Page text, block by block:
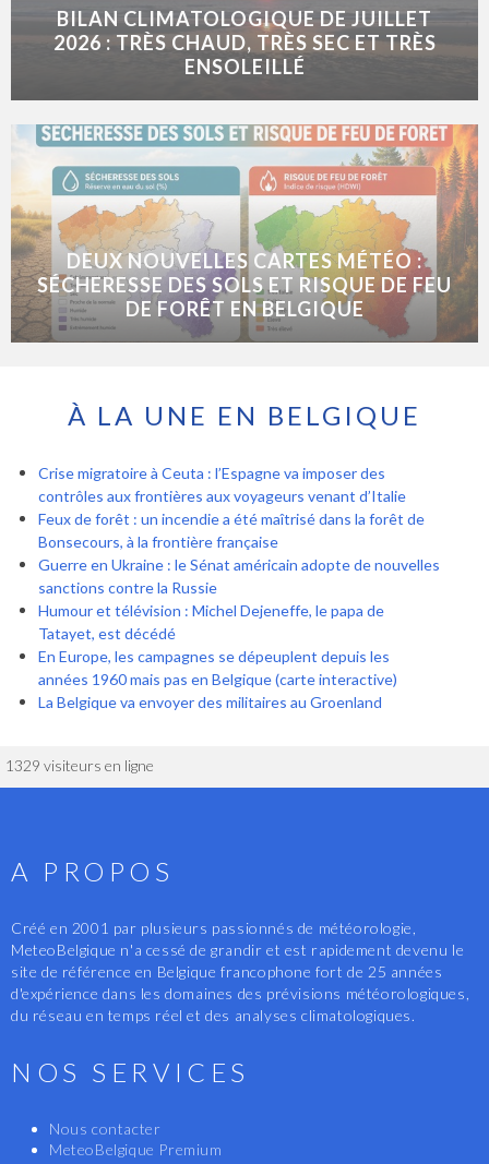
BILAN CLIMATOLOGIQUE DE JUILLET
2026 : TRÈS CHAUD, TRÈS SEC ET TRÈS
ENSOLEILLÉ
DEUX NOUVELLES CARTES MÉTÉO :
SÉCHERESSE DES SOLS ET RISQUE DE FEU
DE FORÊT EN BELGIQUE
À LA UNE EN BELGIQUE
Crise migratoire à Ceuta : l’Espagne va imposer des
contrôles aux frontières aux voyageurs venant d’Italie
Feux de forêt : un incendie a été maîtrisé dans la forêt de
Bonsecours, à la frontière française
Guerre en Ukraine : le Sénat américain adopte de nouvelles
sanctions contre la Russie
Humour et télévision : Michel Dejeneffe, le papa de
Tatayet, est décédé
En Europe, les campagnes se dépeuplent depuis les
années 1960 mais pas en Belgique (carte interactive)
La Belgique va envoyer des militaires au Groenland
1329 visiteurs en ligne
A PROPOS
Créé en 2001 par plusieurs passionnés de météorologie,
MeteoBelgique n'a cessé de grandir et est rapidement devenu le
site de référence en Belgique francophone fort de 25 années
d'expérience dans les domaines des prévisions météorologiques,
du réseau en temps réel et des analyses climatologiques.
NOS SERVICES
Nous contacter
MeteoBelgique Premium